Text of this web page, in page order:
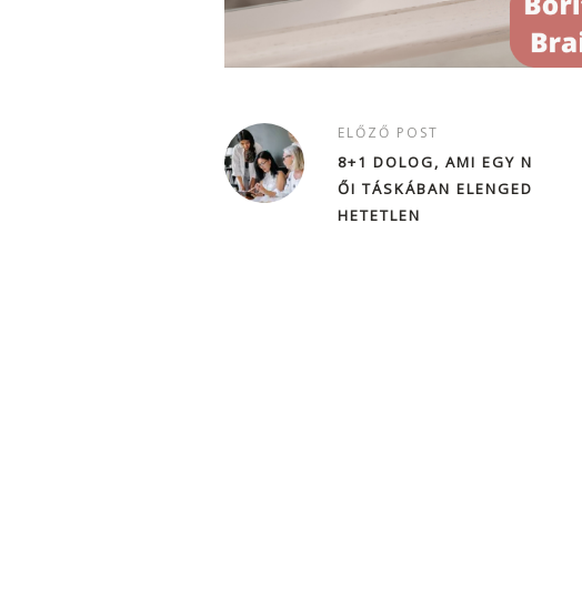
ELŐZŐ POST
8+1 DOLOG, AMI EGY N
ŐI TÁSKÁBAN ELENGED
HETETLEN